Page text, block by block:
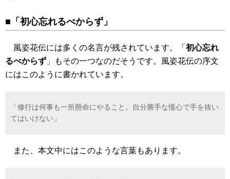
■「初心忘れるべからず」
風姿花伝には多くの名言が残されています。「 初心忘れ
るべからず 」もその一つなのだそうです。風姿花伝の序文
にはこのように書かれています。
「修行は何事も一所懸命にやること。自分勝手な慢心で手を抜い
てはいけない」
また、本文中にはこのような言葉もあります。